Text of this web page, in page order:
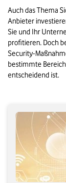
Auch das Thema
Anbieter
Sie und Ihr
profitieren. Doch
Security-
bestimmte
entscheidend ist.